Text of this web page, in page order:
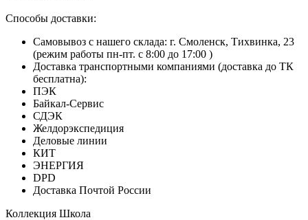
Способы доставки:
Самовывоз с нашего склада: г. Смоленск, Тихвинка, 23
(режим работы пн-пт. с 8:00 до 17:00 )
Доставка транспортными компаниями (доставка до ТК
бесплатна):
ПЭК
Байкал-Сервис
СДЭК
Желдорэкспедиция
Деловые линии
КИТ
ЭНЕРГИЯ
DPD
Доставка Почтой России
Коллекция Школа